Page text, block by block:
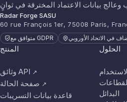
Radar Forge SASU
60 rue François 1er, 75008 Paris,
متوافق مع GDPR في الاتحاد الأوروبي
المنتج
وثائق API ↗
صفحة الحالة ↗
قاعدة بيانات التسريبات
الحلول
البدائل